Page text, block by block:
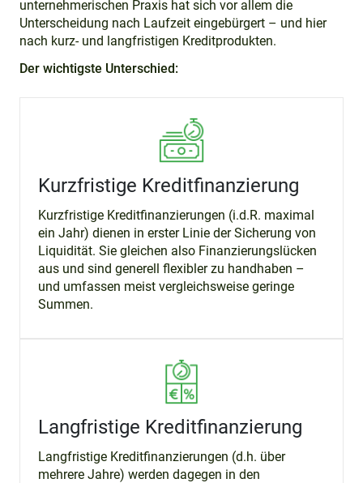
unternehmerischen Praxis hat sich vor allem die
Unterscheidung nach Laufzeit eingebürgert – und hier
nach kurz- und langfristigen Kreditprodukten.
Der wichtigste Unterschied:
Kurzfristige Kreditfinanzierung
Kurzfristige Kreditfinanzierungen (i.d.R. maximal
ein Jahr) dienen in erster Linie der Sicherung von
Liquidität. Sie gleichen also Finanzierungslücken
aus und sind generell flexibler zu handhaben –
und umfassen meist vergleichsweise geringe
Summen.
Langfristige Kreditfinanzierung
Langfristige Kreditfinanzierungen (d.h. über
mehrere Jahre) werden dagegen in den